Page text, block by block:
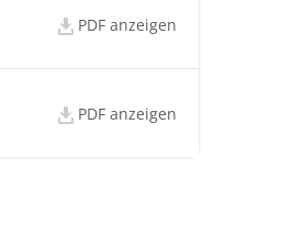
PDF anzeigen
PDF anzeigen